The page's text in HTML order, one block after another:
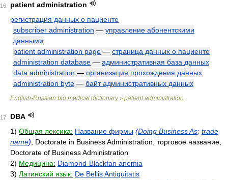
16
patient administration
регистрация данных о пациенте
subscriber administration — управление абонентскими
данными
patient administration page — страница данных о пациенте
administration database — административная база данных
data administration — организация прохождения данных
administration byte — байт административных данных
English-Russian big medical dictionary> patient administration
17
DBA
1) Общая лексика: Название фирмы (Doing Business As; trade
name) , Doctorate in Business Administration, торговое название,
Doctorate of Business Administration
2) Медицина: Diamond-Blackfan anemia
3) Латинский язык: De Bellis Antiquitatis